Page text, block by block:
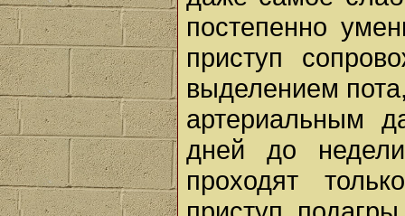
постепенно
приступ
выделением
артериальным
дней до
проходят